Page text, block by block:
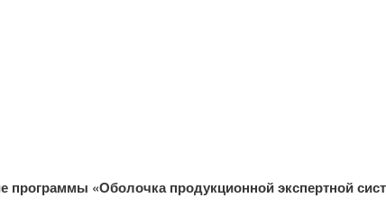
программы «Оболочка продукционной экспертной